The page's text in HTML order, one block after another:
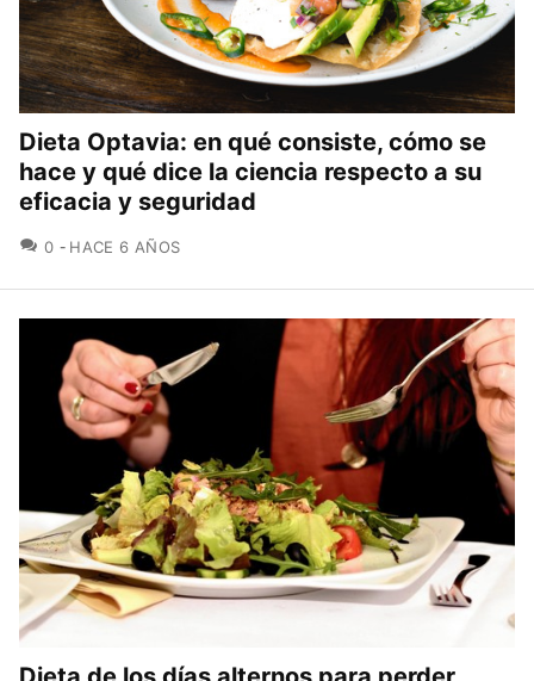
Dieta Optavia: en qué consiste, cómo se
hace y qué dice la ciencia respecto a su
eficacia y seguridad
0 COMENTARIOS
HACE 6 AÑOS